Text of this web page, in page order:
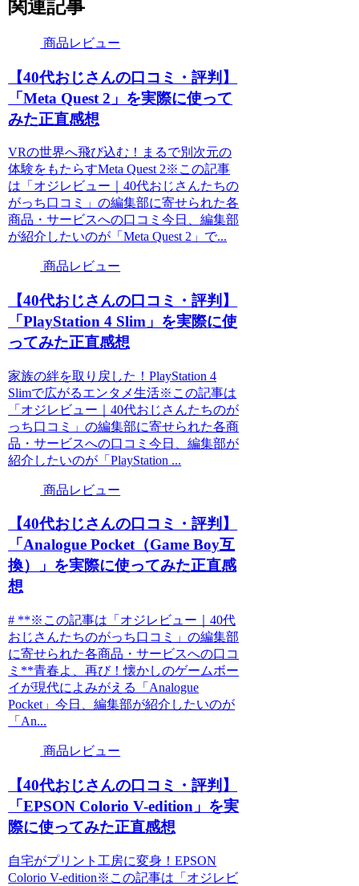
関連記事
商品レビュー
【40代おじさんの口コミ・評判】
「Meta Quest 2」を実際に使って
みた正直感想
VRの世界へ飛び込む！まるで別次元の
体験をもたらすMeta Quest 2※この記事
は「オジレビュー｜40代おじさんたちの
がっち口コミ」の編集部に寄せられた各
商品・サービスへの口コミ今日、編集部
が紹介したいのが「Meta Quest 2」で...
商品レビュー
【40代おじさんの口コミ・評判】
「PlayStation 4 Slim」を実際に使
ってみた正直感想
家族の絆を取り戻した！PlayStation 4
Slimで広がるエンタメ生活※この記事は
「オジレビュー｜40代おじさんたちのが
っち口コミ」の編集部に寄せられた各商
品・サービスへの口コミ今日、編集部が
紹介したいのが「PlayStation ...
商品レビュー
【40代おじさんの口コミ・評判】
「Analogue Pocket（Game Boy互
換）」を実際に使ってみた正直感
想
# **※この記事は「オジレビュー｜40代
おじさんたちのがっち口コミ」の編集部
に寄せられた各商品・サービスへの口コ
ミ**青春よ、再び！懐かしのゲームボー
イが現代によみがえる「Analogue
Pocket」今日、編集部が紹介したいのが
「An...
商品レビュー
【40代おじさんの口コミ・評判】
「EPSON Colorio V-edition」を実
際に使ってみた正直感想
自宅がプリント工房に変身！EPSON
Colorio V-edition※この記事は「オジレビ